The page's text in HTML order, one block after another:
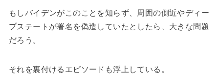
もしバイデンがこのことを知らず、周囲の側近やディー
プステートが署名を偽造していたとしたら、大きな問題
だろう。
それを裏付けるエピソードも浮上している。